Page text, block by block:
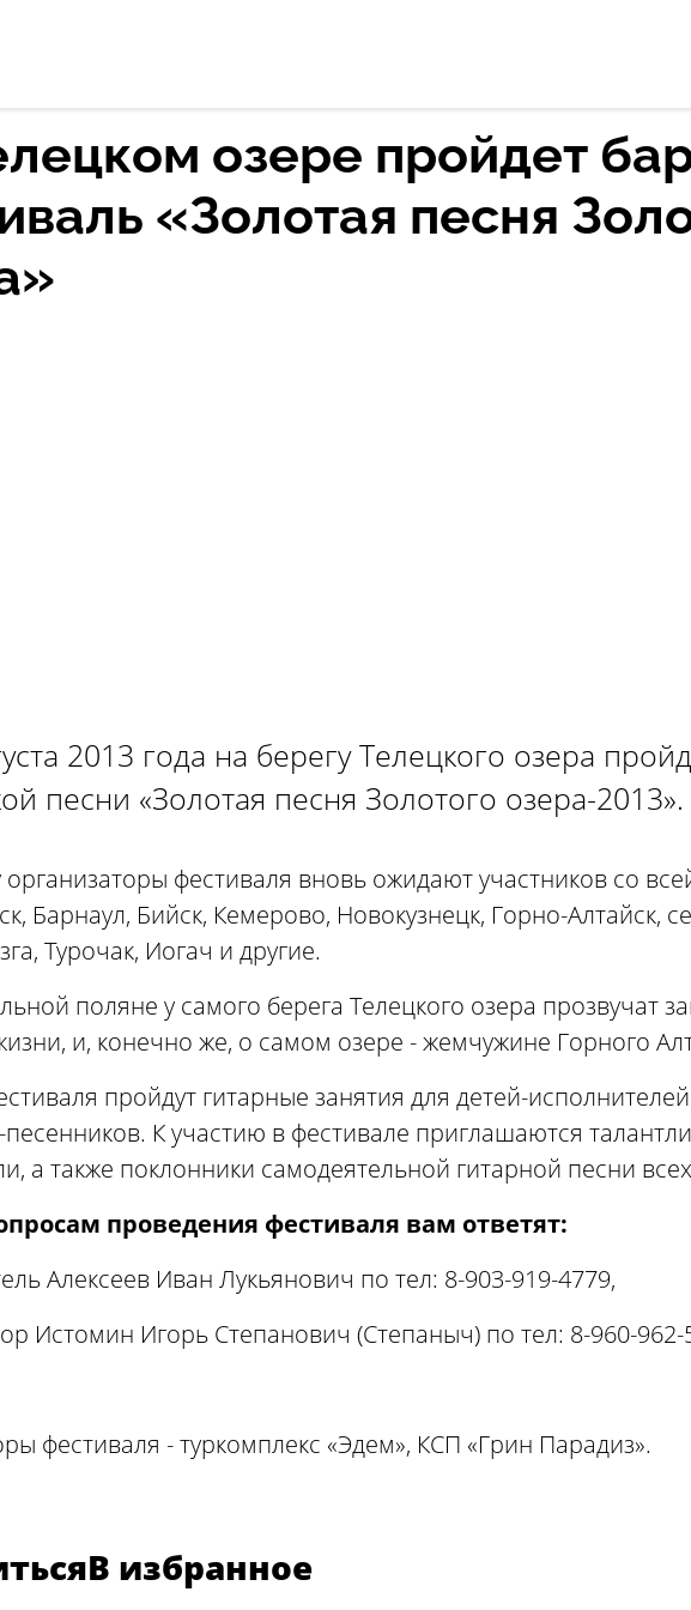
озере пройдет
«Золотая песня
2013 года на берегу Телецкого озера
песни «Золотая песня Золотого озера-2013».
организаторы фестиваля вновь ожидают участников со
Барнаул, Бийск, Кемерово, Новокузнецк, Горно-Алтайск,
Турочак, Иогач и другие.
поляне у самого берега Телецкого озера прозвучат
и, конечно же, о самом озере - жемчужине Горного
пройдут гитарные занятия для детей-
песенников. К участию в фестивале приглашаются
а также поклонники самодеятельной гитарной песни
проведения фестиваля вам ответят:
Алексеев Иван Лукьянович по тел: 8-903-919-4779,
Истомин Игорь Степанович (Степаныч) по тел: 8-960-962-
фестиваля - туркомплекс «Эдем», КСП «Грин Парадиз».
В избранное